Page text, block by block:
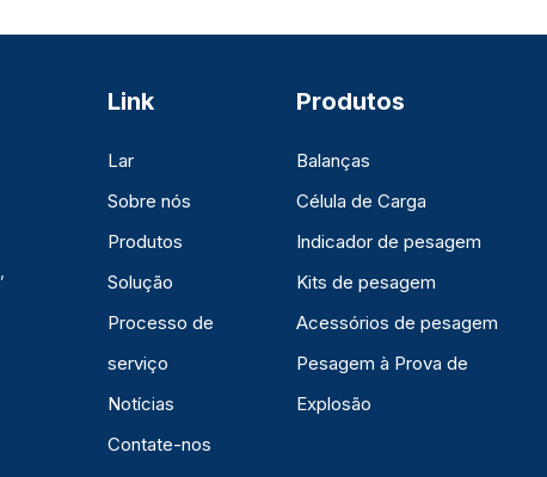
Link
Lar
Sobre nós
Produtos
Solução
Processo de
serviço
Notícias
Contate-nos
Produtos
Balanças
Célula de Carga
Indicador de pesagem
Kits de pesagem
Acessórios de pesagem
Pesagem à Prova de
Explosão